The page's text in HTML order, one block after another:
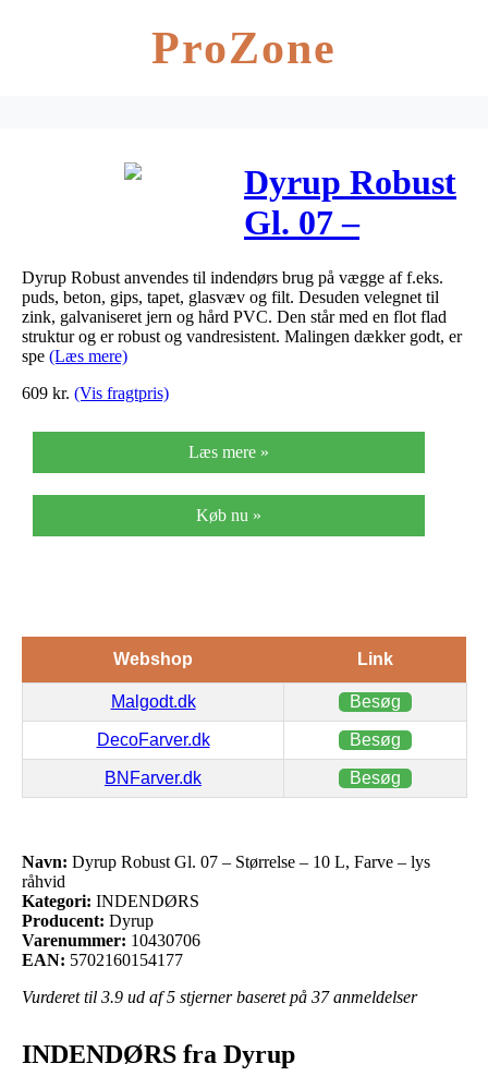
ProZone
Dyrup Robust
Gl. 07 –
Størrelse – 10
L, Farve – lys
råhvid
Dyrup Robust anvendes til indendørs brug på vægge af f.eks.
puds, beton, gips, tapet, glasvæv og filt. Desuden velegnet til
zink, galvaniseret jern og hård PVC. Den står med en flot flad
struktur og er robust og vandresistent. Malingen dækker godt, er
spe (Læs mere)
609 kr. (Vis fragtpris)
Læs mere »
Køb nu »
Webshop Link
Malgodt.dk Besøg
DecoFarver.dk Besøg
BNFarver.dk Besøg
Navn: Dyrup Robust Gl. 07 – Størrelse – 10 L, Farve – lys
råhvid
Kategori: INDENDØRS
Producent: Dyrup
Varenummer: 10430706
EAN: 5702160154177
Vurderet til 3.9 ud af 5 stjerner baseret på 37anmeldelser
INDENDØRS fra Dyrup